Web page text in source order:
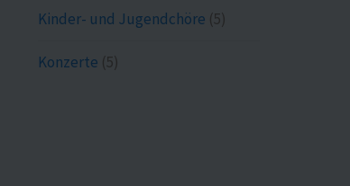
Kinder- und Jugendchöre (5)
Konzerte (5)